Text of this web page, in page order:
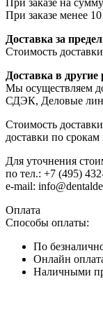
При заказе на
При заказе менее
Доставка за
Стоимость
Доставка в
Мы осуществляем
СДЭК, Деловые
Стоимость
доставки по
Для уточнения
по тел.: +7 (495)
e-mail:
Оплата
Способы оплаты:
По
Онлайн
Наличными